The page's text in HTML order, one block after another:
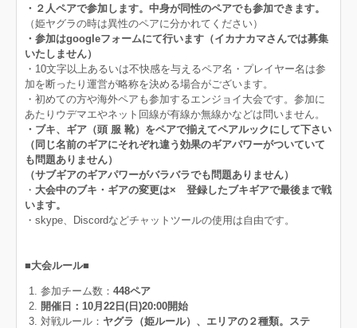
・２人ペアで参加します。中身が同性のペアでも参加できます。
（姫ヤグラの時は異性のペアに分かれてください）
・参加はgoogleフォームにて行います（イカナカマさんでは募集
いたしません）
・10文字以上あるいは不快感を与えるペア名・プレイヤー名は参
加を断ったり運営が略称を決める場合がございます。
・初めての方や海外ペアも参加するエンジョイ大会です。参加に
あたりウデマエやネット回線が有線か無線かなどは問いません。
・ブキ、ギア（頭 服 靴）をペアで揃えてペアルックにして下さい
（同じ名前のギアにそれぞれ違う効果のギアパワーがついていて
も問題ありません）
（サブギアのギアパワーがバラバラでも問題ありません）
・ 大会中のブキ・ギアの変更は× 登録したブキギアで最後まで戦
います。
・skype、Discordなどチャットツールの使用は自由です。
■大会ルール■
参加チーム数： 448ペア
開催日：10月22日(日)20:00開始
対戦ルール： ヤグラ（姫ルール）、エリアの２種類。
​ステ